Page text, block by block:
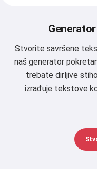
Stvorite savršene
naš generator
trebate dirljive
izrađuje tekstove